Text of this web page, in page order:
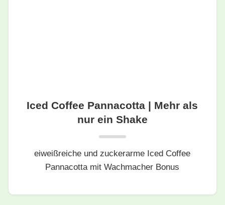
Iced Coffee Pannacotta | Mehr als
nur ein Shake
eiweißreiche und zuckerarme Iced Coffee
Pannacotta mit Wachmacher Bonus